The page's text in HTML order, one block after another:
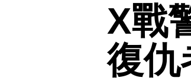
X戰
復仇